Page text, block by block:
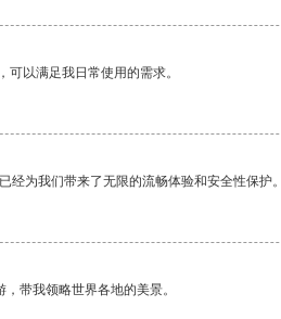
可以满足我日常使用的需求。
经为我们带来了无限的流畅体验和安全性保护
带我领略世界各地的美景。